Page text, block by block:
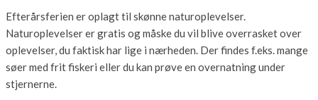
Efterårsferien er oplagt til skønne naturoplevelser.
Naturoplevelser er gratis og måske du vil blive overrasket over
oplevelser, du faktisk har lige i nærheden. Der findes f.eks. mange
søer med frit fiskeri eller du kan prøve en overnatning under
stjernerne.